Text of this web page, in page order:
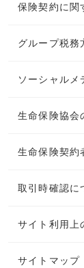
保険契約に関
グループ税務
ソーシャルメ
生命保険協会
生命保険契約
取引時確認に
サイト利用上
サイトマップ